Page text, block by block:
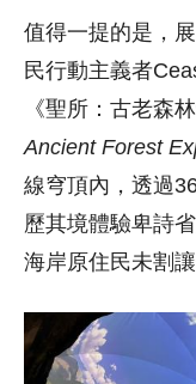
值得一提的是，
民行動主義者
《聖所：古老森
Ancient Forest
線穹頂內，透過
歷其境體驗卑詩
海岸原住民未割